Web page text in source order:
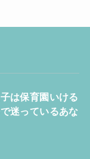
は保育園いける
迷っているあな